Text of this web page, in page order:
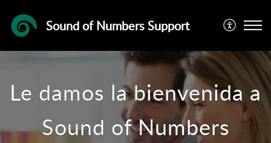
Sound of Numbers Support
Le damos la bienvenida a
Sound of Numbers